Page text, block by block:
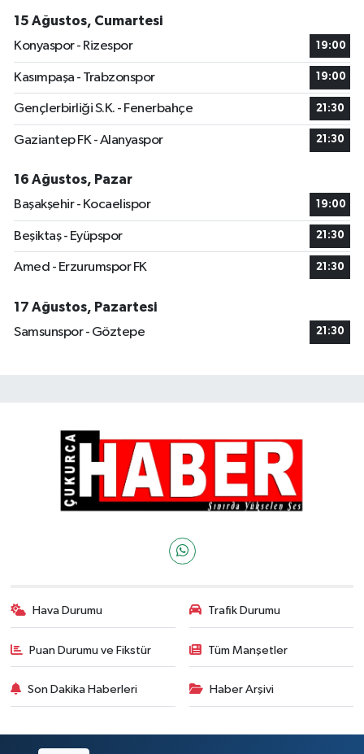
15 Ağustos, Cumartesi
Konyaspor - Rizespor
19:00
Kasımpaşa - Trabzonspor 19:00
Gençlerbirliği S.K. - Fenerbahçe 21:30
Gaziantep FK - Alanyaspor 21:30
16 Ağustos, Pazar
Başakşehir - Kocaelispor
19:00
Beşiktaş - Eyüpspor 21:30
Amed - Erzurumspor FK 21:30
17 Ağustos, Pazartesi
Samsunspor - Göztepe
21:30
Hava Durumu Trafik Durumu
Puan Durumu ve Fikstür Tüm Manşetler
Son Dakika Haberleri Haber Arşivi